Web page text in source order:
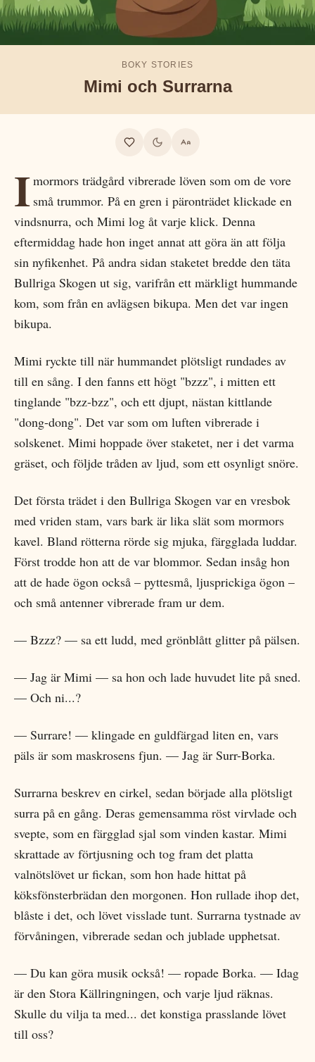
BOKY STORIES
Mimi och Surrarna
Imormors trädgård vibrerade löven som om de vore
små trummor. På en gren i päronträdet klickade en
vindsnurra, och Mimi log åt varje klick. Denna
eftermiddag hade hon inget annat att göra än att följa
sin nyfikenhet. På andra sidan staketet bredde den täta
Bullriga Skogen ut sig, varifrån ett märkligt hummande
kom, som från en avlägsen bikupa. Men det var ingen
bikupa.
Mimi ryckte till när hummandet plötsligt rundades av
till en sång. I den fanns ett högt "bzzz", i mitten ett
tinglande "bzz-bzz", och ett djupt, nästan kittlande
"dong-dong". Det var som om luften vibrerade i
solskenet. Mimi hoppade över staketet, ner i det varma
gräset, och följde tråden av ljud, som ett osynligt snöre.
Det första trädet i den Bullriga Skogen var en vresbok
med vriden stam, vars bark är lika slät som mormors
kavel. Bland rötterna rörde sig mjuka, färgglada luddar.
Först trodde hon att de var blommor. Sedan insåg hon
att de hade ögon också – pyttesmå, ljusprickiga ögon –
och små antenner vibrerade fram ur dem.
— Bzzz? — sa ett ludd, med grönblått glitter på pälsen.
— Jag är Mimi — sa hon och lade huvudet lite på sned.
— Och ni...?
— Surrare! — klingade en guldfärgad liten en, vars
päls är som maskrosens fjun. — Jag är Surr-Borka.
Surrarna beskrev en cirkel, sedan började alla plötsligt
surra på en gång. Deras gemensamma röst virvlade och
svepte, som en färgglad sjal som vinden kastar. Mimi
skrattade av förtjusning och tog fram det platta
valnötslövet ur fickan, som hon hade hittat på
köksfönsterbrädan den morgonen. Hon rullade ihop det,
blåste i det, och lövet visslade tunt. Surrarna tystnade av
förvåningen, vibrerade sedan och jublade upphetsat.
— Du kan göra musik också! — ropade Borka. — Idag
är den Stora Källringningen, och varje ljud räknas.
Skulle du vilja ta med... det konstiga prasslande lövet
till oss?